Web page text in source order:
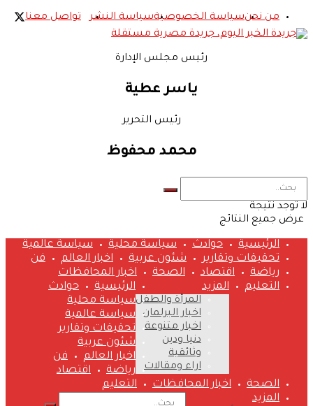
من نحنسياسة الخصوصيةسياسة النشر تواصل معنا
رئيس مجلس الإدارة
ياسر عطية
رئيس التحرير
محمد محفوظ
لا توجد نتيجة
عرض جميع النتائج
الرئيسية حوادث سياسة محلية
سياسة عالمية
تحقيقات وتقارير
شئون عربية اخبار العالم
فن
رياضة
اقتصاد الصحة
اخبار المحافظات
التعليم
المزيد
المرأة والطفل
اخبار البرلمان
اخبار متنوعة
دنيا ودين
وثائقية
اراء ومقالات
الرئيسية
حوادث
سياسة محلية
سياسة عالمية
تحقيقات وتقارير
شئون عربية
اخبار العالم
فن
رياضة
اقتصاد
الصحة
اخبار المحافظات
التعليم
المزيد